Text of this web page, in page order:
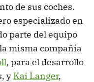
de sus coches.
especializado en
parte del equipo
misma compañía
, para el desarrollo
y Kai Langer,